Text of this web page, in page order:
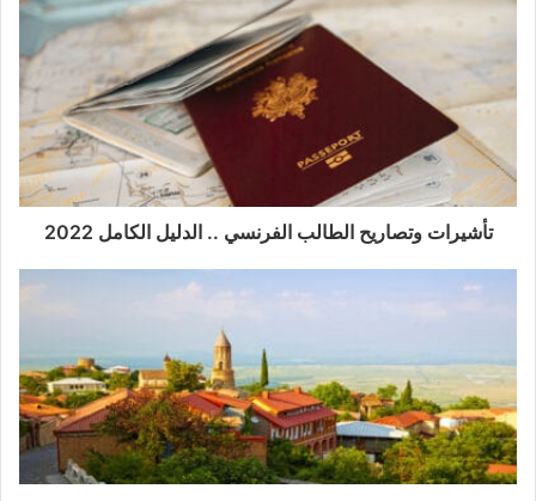
تأشيرات وتصاريح الطالب الفرنسي .. الدليل الكامل 2022